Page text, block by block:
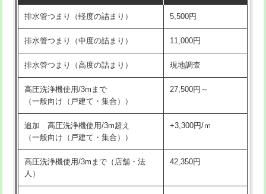
※給水管工事は20mmまでの価格です。
持込商品取付（混合水栓） 16,500円
持込商品取付（浄水器・分岐水栓） 16,500円
給水管工事※（ホール加工) 16,500円
給水管工事※（バンド止め) 3,300円
給水管工事※（支持金具設置)
給水管工事※（保温材使用（バンド止
め込み）)
5,500円
給水管工事※（土の掘削・埋め戻し作
業)
11,000円
排水管つまり（軽度の詰まり） 5,500円
排水管つまり（中度の詰まり） 11,000円
排水管つまり（高度の詰まり） 現地調査
高圧洗浄機使用/3mまで
（一般向け（戸建て・集合））
27,500円～
追加 高圧洗浄機使用/3m超え
（一般向け（戸建て・集合））
+3,300円/ｍ
高圧洗浄機使用/3mまで（店舗・法
人）
42,350円